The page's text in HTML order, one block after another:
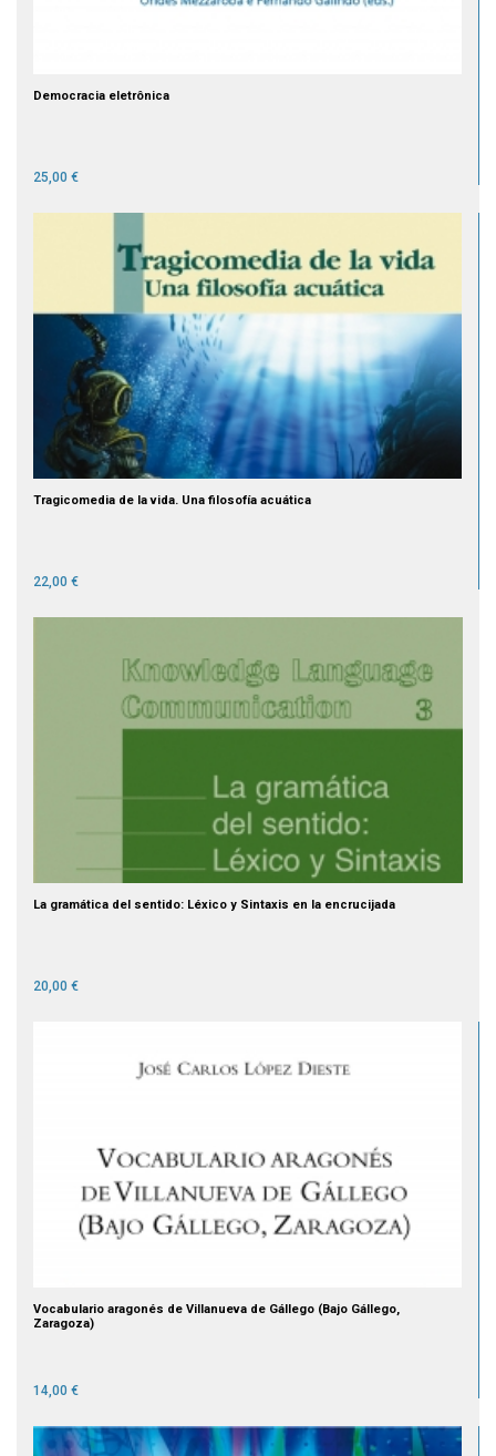
Democracia eletrônica
25,00 €
Tragicomedia de la vida. Una filosofía acuática
22,00 €
La gramática del sentido: Léxico y Sintaxis en la encrucijada
20,00 €
Vocabulario aragonés de Villanueva de Gállego (Bajo Gállego,
Zaragoza)
14,00 €